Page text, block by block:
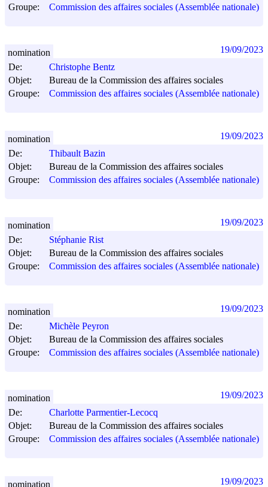
Groupe:
Commission des affaires sociales (Assemblée nationale)
De:
Christophe Bentz
Objet:
Bureau de la Commission des affaires sociales
Groupe:
Commission des affaires sociales (Assemblée nationale)
nomination 19/09/2023
De:
Thibault Bazin
Objet:
Bureau de la Commission des affaires sociales
Groupe:
Commission des affaires sociales (Assemblée nationale)
nomination 19/09/2023
De:
Stéphanie Rist
Objet:
Bureau de la Commission des affaires sociales
Groupe:
Commission des affaires sociales (Assemblée nationale)
nomination 19/09/2023
De:
Michèle Peyron
Objet:
Bureau de la Commission des affaires sociales
Groupe:
Commission des affaires sociales (Assemblée nationale)
nomination 19/09/2023
De:
Charlotte Parmentier-Lecocq
Objet:
Bureau de la Commission des affaires sociales
Groupe:
Commission des affaires sociales (Assemblée nationale)
nomination 19/09/2023
nomination 19/09/2023